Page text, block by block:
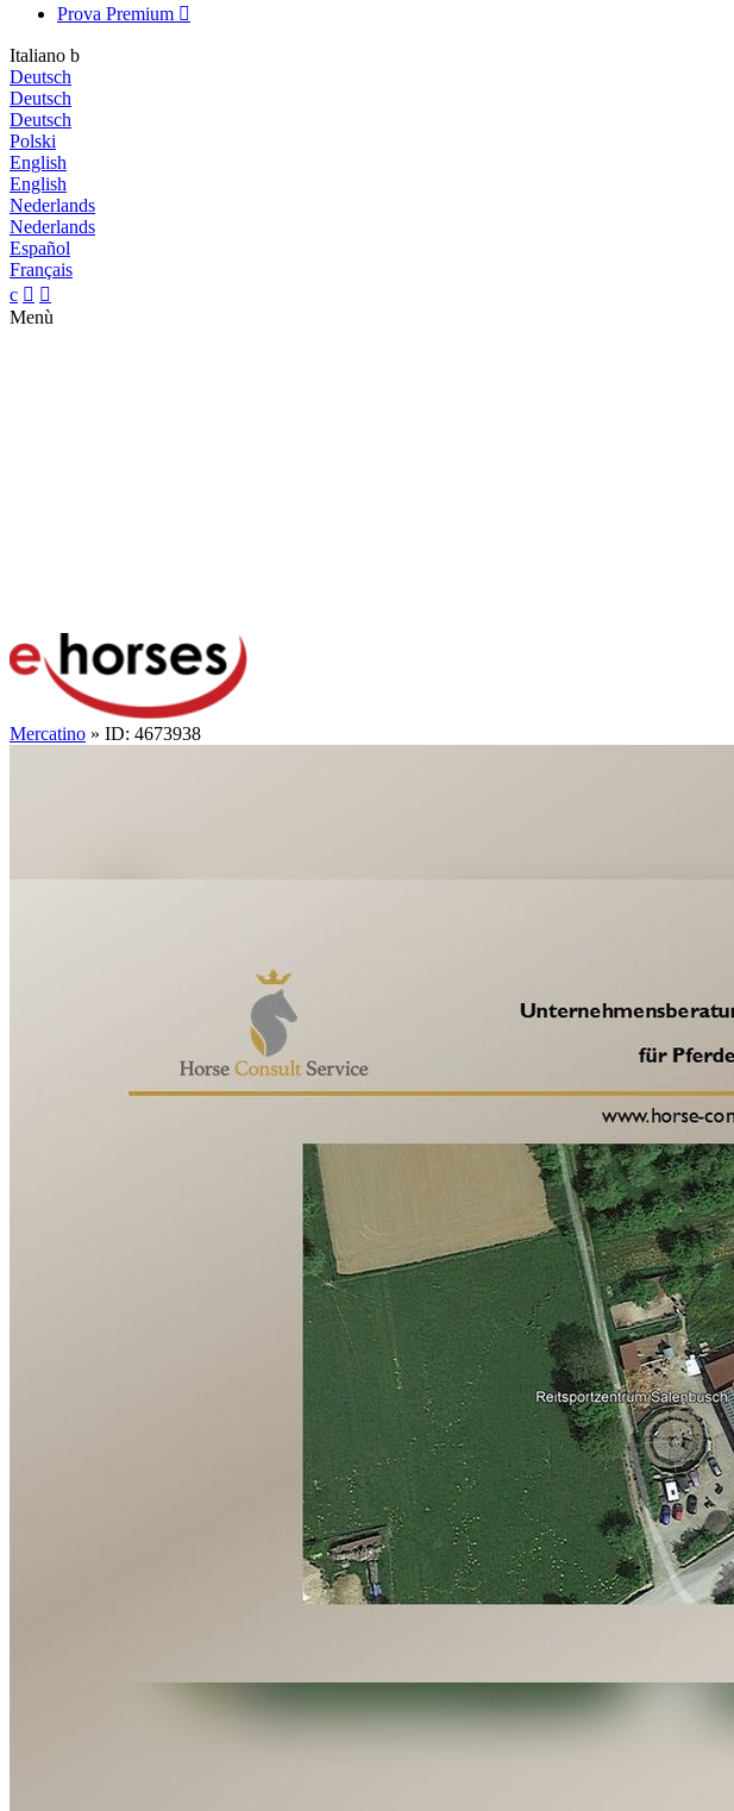
Prova Premium 
Italiano b
Deutsch
Deutsch
Deutsch
Polski
English
English
Nederlands
Nederlands
Español
Français
c  
Menù
Mercatino » ID: 4673938